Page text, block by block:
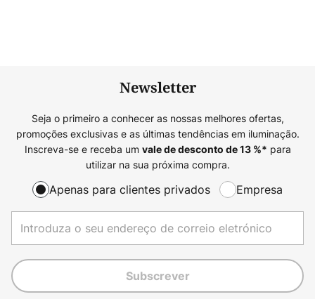
Newsletter
Seja o primeiro a conhecer as nossas melhores ofertas,
promoções exclusivas e as últimas tendências em iluminação.
Inscreva-se e receba um vale de desconto de13%* para
utilizar na sua próxima compra.
Apenas para clientes privados Empresa
Subscrever